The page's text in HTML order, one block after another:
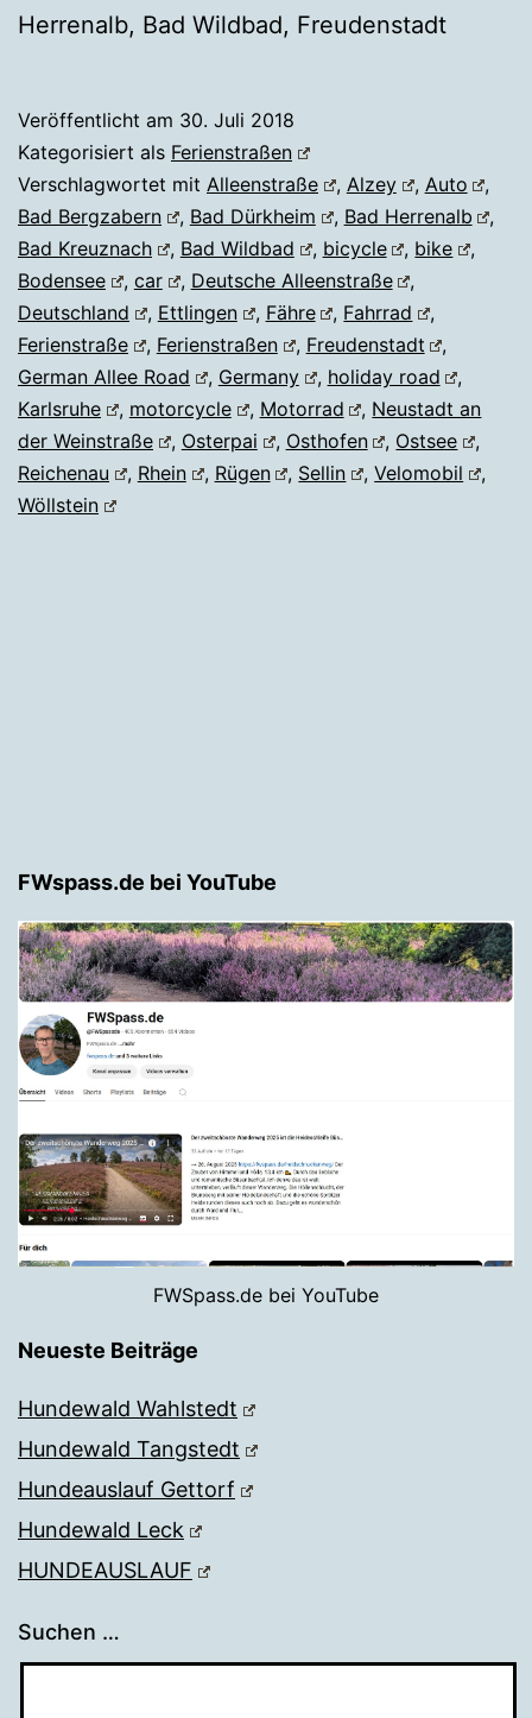
Herrenalb, Bad Wildbad, Freudenstadt
Veröffentlicht am 30. Juli 2018
Kategorisiert als Ferienstraßen
Verschlagwortet mit Alleenstraße , Alzey , Auto
,
Bad Bergzabern
, Bad Dürkheim , Bad Herrenalb
,
Bad Kreuznach
, Bad Wildbad , bicycle , bike
,
Bodensee
, car , Deutsche Alleenstraße
,
Deutschland
, Ettlingen , Fähre , Fahrrad
,
Ferienstraße
, Ferienstraßen , Freudenstadt
,
German Allee Road
, Germany , holiday road
,
Karlsruhe
, motorcycle , Motorrad , Neustadt an
der Weinstraße
, Osterpai , Osthofen , Ostsee
,
Reichenau
, Rhein , Rügen , Sellin ,Velomobil
,
Wöllstein
FWspass.de bei YouTube
FWSpass.de bei YouTube
Neueste Beiträge
Hundewald Wahlstedt
Hundewald Tangstedt
Hundeauslauf Gettorf
Hundewald Leck
HUNDEAUSLAUF
Suchen …